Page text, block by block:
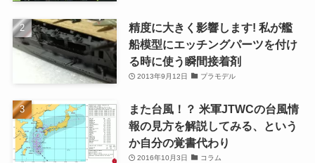
精度に大きく影響します! 私が艦
船模型にエッチングパーツを付け
る時に使う瞬間接着剤
2013年9月12日 プラモデル
また台風！？ 米軍JTWCの台風情
報の見方を解説してみる、という
か自分の覚書代わり
2016年10月3日 コラム